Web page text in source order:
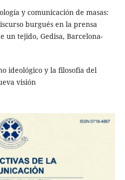
y comunicación de masas:
burgués en la prensa
un tejido, Gedisa, Barcelona-
ideológico y la filosofía del
visión